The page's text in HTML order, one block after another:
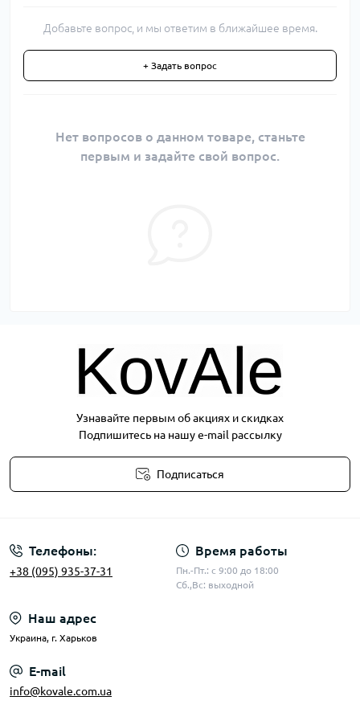
Добавьте вопрос, и мы ответим в ближайшее время.
+ Задать вопрос
Нет вопросов о данном товаре, станьте
первым и задайте свой вопрос.
Узнавайте первым об акциях и скидках
Подпишитесь на нашу e-mail рассылку
Подписаться
Телефоны:
+38 (095) 935-37-31
Время работы
Пн.-Пт.: с 9:00 до 18:00
Сб.,Вс: выходной
Наш адрес
Украина, г. Харьков
E-mail
info@kovale.com.ua